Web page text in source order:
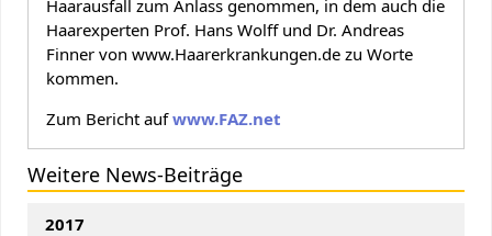
Haarausfall zum Anlass genommen, in dem auch die
Haarexperten Prof. Hans Wolff und Dr. Andreas
Finner von www.Haarerkrankungen.de zu Worte
kommen.
Zum Bericht aufwww.FAZ.net
Weitere News-Beiträge
2017